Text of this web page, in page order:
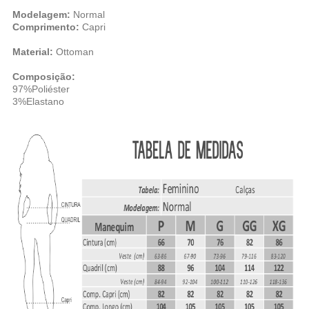
Modelagem: Normal
Comprimento: Capri
Material: Ottoman
Composição:
97%Poliéster
3%Elastano